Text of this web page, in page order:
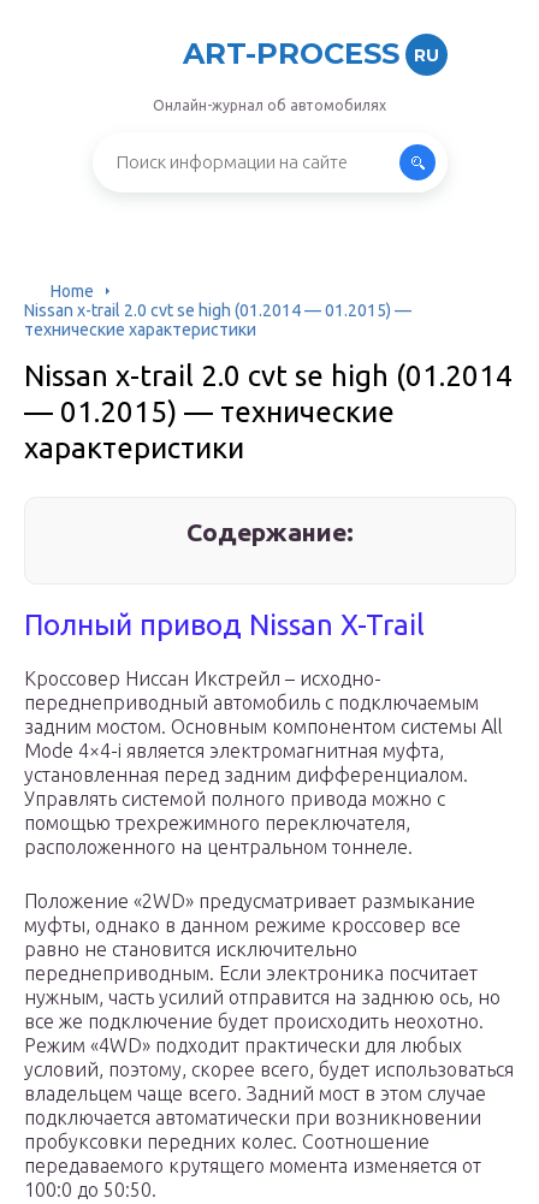
ART-PROCESS RU
Онлайн-журнал об автомобилях
Home
Nissan x-trail 2.0 cvt se high (01.2014 — 01.2015) —
технические характеристики
Nissan x-trail 2.0 cvt se high (01.2014
— 01.2015) — технические
характеристики
Содержание:
Полный привод Nissan X-Trail
Кроссовер Ниссан Икстрейл – исходно-
переднеприводный автомобиль с подключаемым
задним мостом. Основным компонентом системы All
Mode 4×4-i является электромагнитная муфта,
установленная перед задним дифференциалом.
Управлять системой полного привода можно с
помощью трехрежимного переключателя,
расположенного на центральном тоннеле.
Положение «2WD» предусматривает размыкание
муфты, однако в данном режиме кроссовер все
равно не становится исключительно
переднеприводным. Если электроника посчитает
нужным, часть усилий отправится на заднюю ось, но
все же подключение будет происходить неохотно.
Режим «4WD» подходит практически для любых
условий, поэтому, скорее всего, будет использоваться
владельцем чаще всего. Задний мост в этом случае
подключается автоматически при возникновении
пробуксовки передних колес. Соотношение
передаваемого крутящего момента изменяется от
100:0 до 50:50.